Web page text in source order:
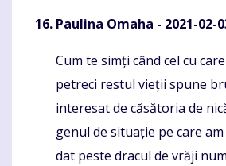
Paulina Omaha - 2021-02-
Komentaras
Cum te simți când cel cu
petreci restul vieții spune
interesat de căsătoria de
genul de situație pe care
dat peste dracul de vrăji